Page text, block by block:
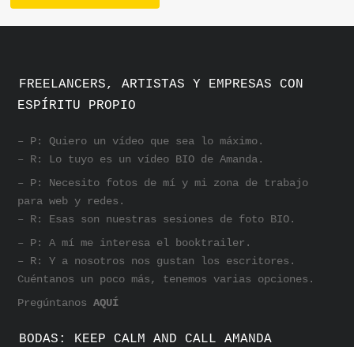
FREELANCERS, ARTISTAS Y EMPRESAS CON
ESPÍRITU PROPIO
– P: Quiero un vídeo que sea lo máximo.
– R: Lo tuyo es un vídeo BIO de Amanda.
– P: Necesito fotos de mí y mi zona de trabajo
para web y redes.
– R: Esas son nuestras sesiones de foto BIO.
– P: A mí me interesa el booktrailer.
– R: Y a nosotros nos gustan los escritores.
Cuéntanos un poco más, tenemos varias opciones.
PregúntanosAQUÍ
BODAS: KEEP CALM AND CALL AMANDA